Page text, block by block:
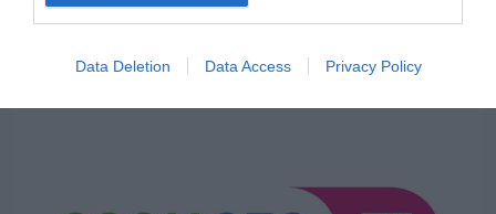
Data Deletion Data Access Privacy Policy
ΕΠΙΧΕΙΡΗΣΕΙΣ